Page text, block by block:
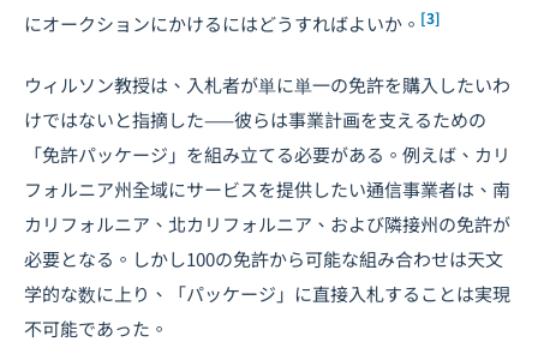
にオークションにかけるにはどうすればよいか。 [3]
ウィルソン教授は、入札者が単に単一の免許を購入したいわ
けではないと指摘した——彼らは事業計画を支えるための
「免許パッケージ」を組み立てる必要がある。例えば、カリ
フォルニア州全域にサービスを提供したい通信事業者は、南
カリフォルニア、北カリフォルニア、および隣接州の免許が
必要となる。しかし100の免許から可能な組み合わせは天文
学的な数に上り、「パッケージ」に直接入札することは実現
不可能であった。